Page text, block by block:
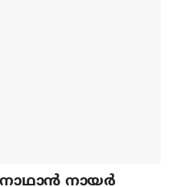
നായര്‍